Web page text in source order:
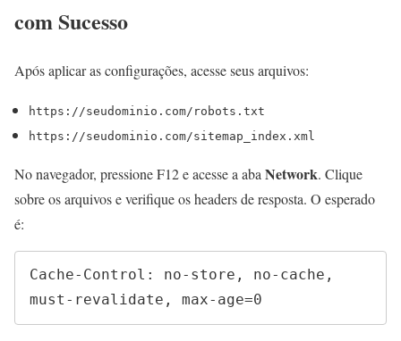
com Sucesso
Após aplicar as configurações, acesse seus arquivos:
https://seudominio.com/robots.txt
https://seudominio.com/sitemap_index.xml
No navegador, pressione F12 e acesse a aba Network. Clique
sobre os arquivos e verifique os headers de resposta. O esperado
é:
Cache-Control: no-store, no-cache,
must-revalidate, max-age=0